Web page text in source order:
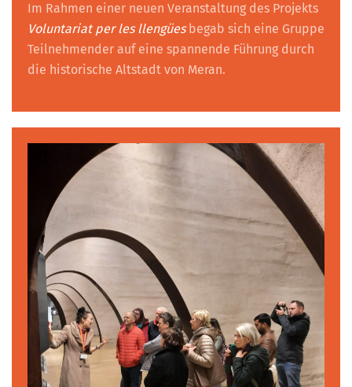
Im Rahmen einer neuen Veranstaltung des Projekts
Voluntariat per les llengüesbegab sich eine Gruppe
Teilnehmender auf eine spannende Führung durch
die historische Altstadt von Meran.